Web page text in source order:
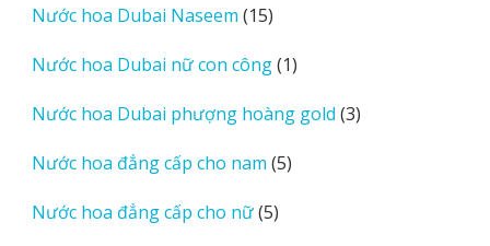
Nước hoa Dubai Naseem 1515
phẩm
Nước hoa Dubai nữ con công 11
phẩm
Nước hoa Dubai phượng hoàng gold 33
Nước hoa đẳng cấp cho nam 55
Nước hoa đẳng cấp cho nữ 55